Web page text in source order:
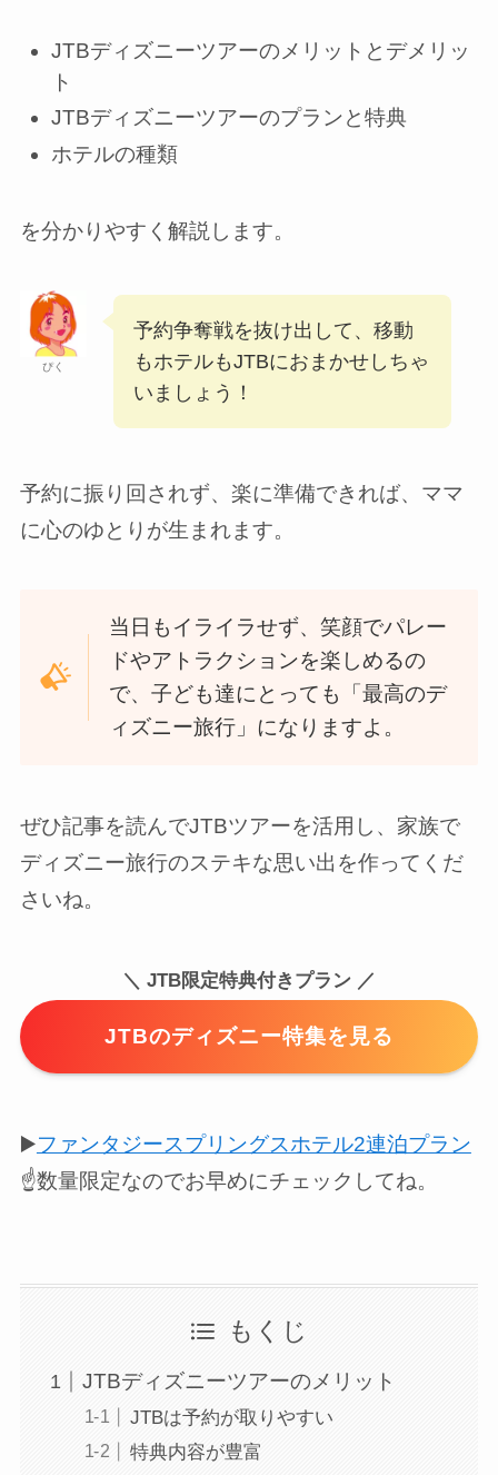
JTBディズニーツアーのメリットとデメリッ
ト
JTBディズニーツアーのプランと特典
ホテルの種類
を分かりやすく解説します。
ぴく
予約争奪戦を抜け出して、移動
もホテルもJTBにおまかせしちゃ
いましょう！
予約に振り回されず、楽に準備できれば、ママ
に心のゆとりが生まれます。
当日もイライラせず、笑顔でパレー
ドやアトラクションを楽しめるの
で、子ども達にとっても「最高のデ
ィズニー旅行」になりますよ。
ぜひ記事を読んでJTBツアーを活用し、家族で
ディズニー旅行のステキな思い出を作ってくだ
さいね。
＼ JTB限定特典付きプラン ／
JTBのディズニー特集を見る
▶️ファンタジースプリングスホテル2連泊プラン
☝️数量限定なのでお早めにチェックしてね。
もくじ
JTBディズニーツアーのメリット
JTBは予約が取りやすい
特典内容が豊富